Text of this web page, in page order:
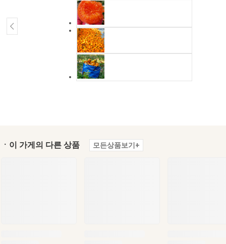
ㆍ이 가게의 다른 상품 모든상품보기+